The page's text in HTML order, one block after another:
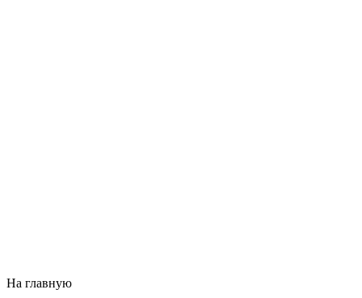
На главную